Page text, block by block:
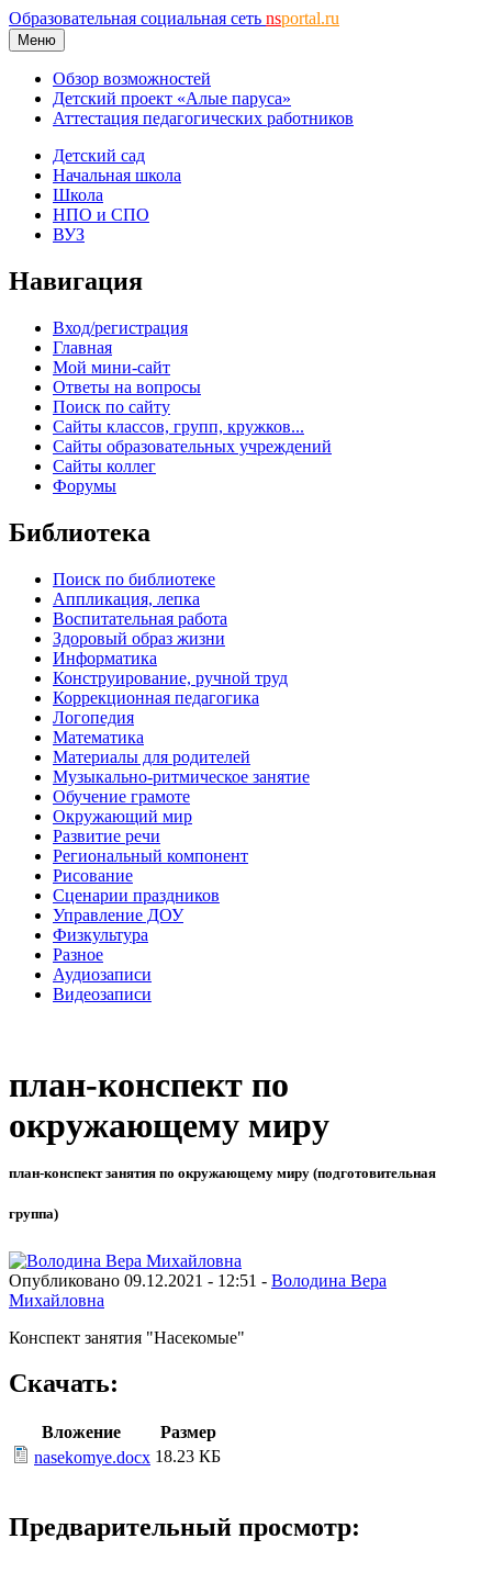
Образовательная социальная сеть nsportal.ru
Меню
Обзор возможностей
Детский проект «Алые паруса»
Аттестация педагогических работников
Детский сад
Начальная школа
Школа
НПО и СПО
ВУЗ
Навигация
Вход/регистрация
Главная
Мой мини-сайт
Ответы на вопросы
Поиск по сайту
Сайты классов, групп, кружков...
Сайты образовательных учреждений
Сайты коллег
Форумы
Библиотека
Поиск по библиотеке
Аппликация, лепка
Воспитательная работа
Здоровый образ жизни
Информатика
Конструирование, ручной труд
Коррекционная педагогика
Логопедия
Математика
Материалы для родителей
Музыкально-ритмическое занятие
Обучение грамоте
Окружающий мир
Развитие речи
Региональный компонент
Рисование
Сценарии праздников
Управление ДОУ
Физкультура
Разное
Аудиозаписи
Видеозаписи
план-конспект по
окружающему миру
план-конспект занятия по окружающему миру (подготовительная
группа)
Опубликовано 09.12.2021 - 12:51 - Володина Вера
Михайловна
Конспект занятия "Насекомые"
Скачать:
Вложение
Размер
nasekomye.docx 18.23 КБ
Предварительный просмотр: